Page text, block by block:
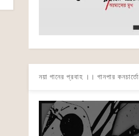
নয়া গানের প্রবাহ ।। গানপার কনচার্তো